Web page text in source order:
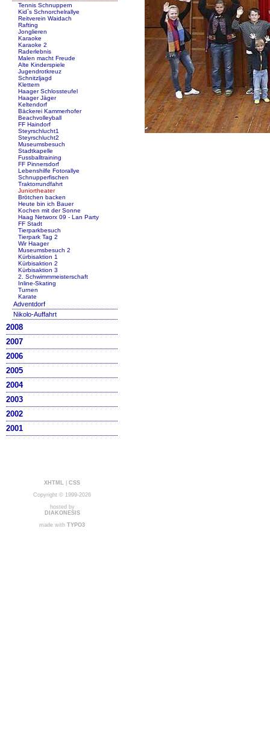
Tennis Schnuppern
Kid`s Schnorchelrallye
Reitverein Waidach
Rafting
Jonglieren
Karaoke
Karaoke 2
Raderlebnis
Malen macht Freude
Alte Kinderspiele
Jugendrotkreuz
Schnitzljagd
Klettern
Haager Schlossteufel
Haager Jäger
Keltendorf
Bäckerei Kammerhofer
Beachvolleyball
FF Haindorf
Steyrschlucht1
Steyrschlucht2
Museumsbesuch
Stadtkapelle
Fussballtraining
FF Pinnersdorf
Lebenshilfe Fotorallye
Schnupperfischen
Traktorrundfahrt
Juniortheater
Brötchen backen
Heute bin ich Bauer
Kochen mit der Sonne
Haag Networx 09 - Lan Party
FF Stadt
Tierparkbesuch
Tierpark Tag 2
Wir Haager
Museumsbesuch 2
Kürbisaktion 1
Kürbisaktion 2
Kürbisaktion 3
2. Schwimmmeisterschaft
Inline-Skating
Turnen
Karate
Adventdorf
Nikolo-Auffahrt
2008
2007
2006
2005
2004
2003
2002
2001
XHTML
CSS
Copyright © 1999-2026
hosted by
DIAKONESIS
made with TYPO3